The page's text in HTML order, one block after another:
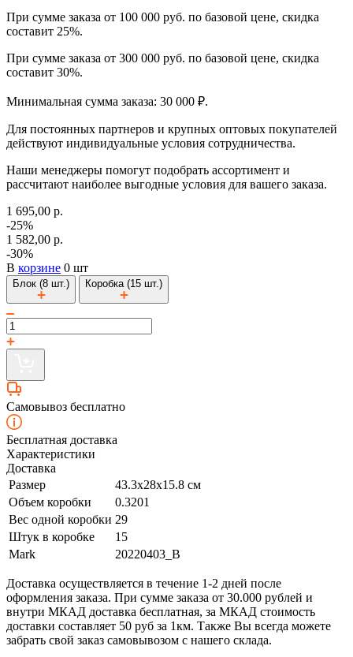
При сумме заказа от 100 000 руб. по базовой цене, скидка
составит 25%.
При сумме заказа от 300 000 руб. по базовой цене, скидка
составит 30%.
Минимальная сумма заказа: 30 000 ₽.
Для постоянных партнеров и крупных оптовых покупателей
действуют индивидуальные условия сотрудничества.
Наши менеджеры помогут подобрать ассортимент и
рассчитают наиболее выгодные условия для вашего заказа.
1 695,00 р.
-25%
1 582,00 р.
-30%
В корзине 0 шт
Блок (8 шт.) Коробка (15 шт.)
Самовывоз бесплатно
Бесплатная доставка
Характеристики
Доставка
Размер
43.3х28х15.8 см
Объем коробки
0.3201
Вес одной коробки 29
Штук в коробке
15
Mark
20220403_B
Доставка осуществляется в течение 1-2 дней после
оформления заказа. При сумме заказа от 30.000 рублей и
внутри МКАД доставка бесплатная, за МКАД стоимость
доставки составляет 50 руб за 1км. Также Вы всегда можете
забрать свой заказ самовывозом с нашего склада.